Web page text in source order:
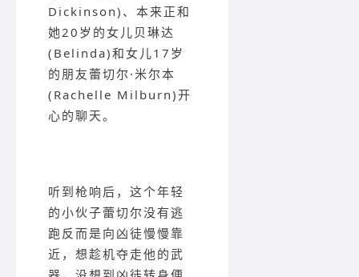
Dickinson)、本来正和
她20岁的女儿贝琳达
(Belinda)和女儿17岁
的朋友蕾切尔·米尔本
(Rachelle Milburn)开
心的聊天。
听到枪响后，这个年轻
的小伙子蕾切尔没有逃
跑反而是向凶徒慢慢靠
近，想趁机夺走他的武